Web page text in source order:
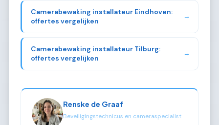
Camerabewaking installateur Eindhoven:
offertes vergelijken
→
Camerabewaking installateur Tilburg:
offertes vergelijken
→
Renske de Graaf
Beveiligingstechnicus en cameraspecialist